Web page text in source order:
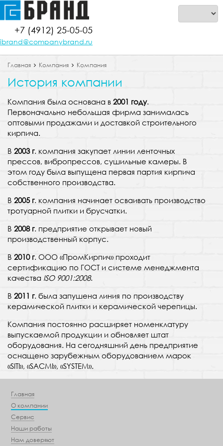
+7 (4912) 25-05-05
ibrand@companybrand.ru
Главная Компания Компания
История компании
Компания была основана в 2001 году.
Первоначально небольшая фирма занималась
оптовыми продажами и доставкой строительного
кирпича.
В 2003 г. компания закупает линии ленточных
прессов, вибропрессов, сушильные камеры. В
этом году была выпущена первая партия кирпича
собственного производства.
В 2005 г. компания начинает осваивать производство
тротуарной плитки и брусчатки.
В 2008 г. предприятие открывает новый
производственный корпус.
В 2010 г. ООО «ПромКирпич» проходит
сертификацию по ГОСТ и системе менеджмента
качества ISO 9001:2008.
В 2011 г. была запушена линия по производству
керамической плитки и керамической черепицы.
Компания постоянно расширяет номенклатуру
выпускаемой продукции и обновляет штат
оборудования. На сегодняшний день предприятие
оснащено зарубежным оборудованием марок
«SITI», «SACMI», «SYSTEM».
Главная
О компании
Сервис
Наши работы
Нам доверяют